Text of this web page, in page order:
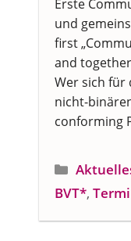
Erste
und
first
and
Wer sich für
nicht-
conforming
BVT*,